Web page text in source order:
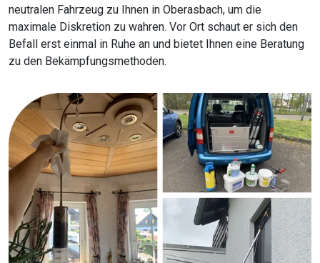
neutralen Fahrzeug zu Ihnen in Oberasbach, um die
maximale Diskretion zu wahren. Vor Ort schaut er sich den
Befall erst einmal in Ruhe an und bietet Ihnen eine Beratung
zu den Bekämpfungsmethoden.